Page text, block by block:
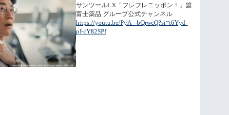
サンツールLX「フレフレニッポン！」篇
富士薬品 グループ公式チャンネル
https://youtu.be/PyA_-bQrwcQ?si=t6Yyd-
pf-cY82SPf